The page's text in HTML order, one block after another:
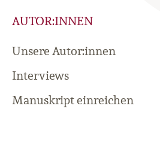
AUTOR:INNEN
Unsere Autor:innen
Interviews
Manuskript einreichen